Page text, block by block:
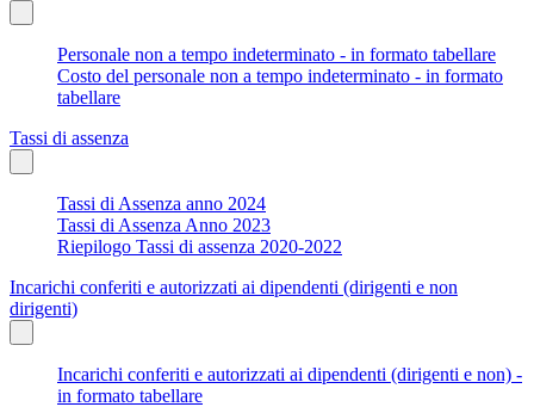
Personale non a tempo indeterminato - in formato tabellare
Costo del personale non a tempo indeterminato - in formato
tabellare
Tassi di assenza
Tassi di Assenza anno 2024
Tassi di Assenza Anno 2023
Riepilogo Tassi di assenza 2020-2022
Incarichi conferiti e autorizzati ai dipendenti (dirigenti e non
dirigenti)
Incarichi conferiti e autorizzati ai dipendenti (dirigenti e non) -
in formato tabellare